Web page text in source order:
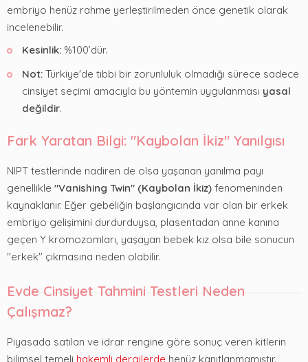
embriyo henüz rahme yerleştirilmeden önce genetik olarak
incelenebilir.
Kesinlik: %100’dür.
Not: Türkiye'de tıbbi bir zorunluluk olmadığı sürece sadece
cinsiyet seçimi amacıyla bu yöntemin uygulanması yasal
değildir.
Fark Yaratan Bilgi: "Kaybolan İkiz" Yanılgısı
NIPT testlerinde nadiren de olsa yaşanan yanılma payı
genellikle "Vanishing Twin" (Kaybolan İkiz) fenomeninden
kaynaklanır. Eğer gebeliğin başlangıcında var olan bir erkek
embriyo gelişimini durdurduysa, plasentadan anne kanına
geçen Y kromozomları, yaşayan bebek kız olsa bile sonucun
"erkek" çıkmasına neden olabilir.
Evde Cinsiyet Tahmini Testleri Neden
Çalışmaz?
Piyasada satılan ve idrar rengine göre sonuç veren kitlerin
bilimsel temeli hakemli dergilerde henüz kanıtlanmamıştır.